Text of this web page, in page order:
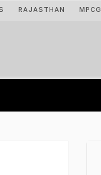
RAJASTHAN MPCG